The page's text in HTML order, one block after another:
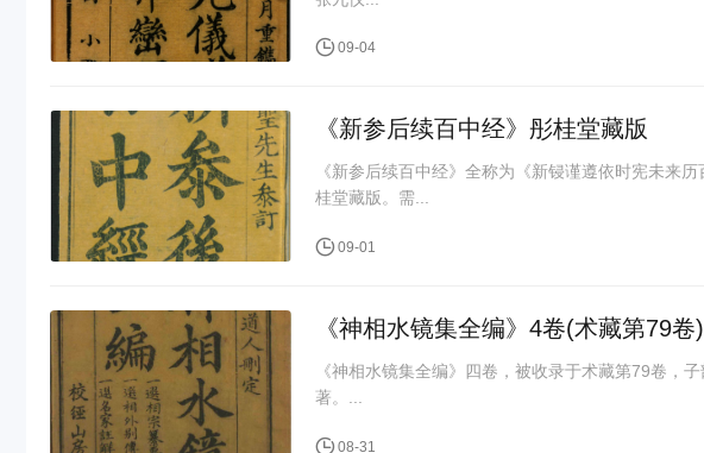
09-04
《新参后续百中经》彤桂堂藏版
《新参后续百中经》全称为《新锓谨遵依时宪未来
桂堂藏版。需...
09-01
《神相水镜集全编》4卷(术藏第79卷)
《神相水镜集全编》四卷，被收录于术藏第79卷，
著。...
08-31